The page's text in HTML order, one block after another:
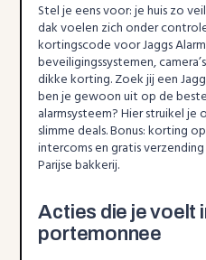
Stel je eens voor: je huis zo
dak voelen zich onder
kortingscode voor Jaggs
beveiligingssystemen,
dikke korting. Zoek jij een
ben je gewoon uit op de
alarmsysteem? Hier struikel
slimme deals. Bonus: korting
intercoms en gratis
Parijse bakkerij.
Acties die je voelt
portemonnee